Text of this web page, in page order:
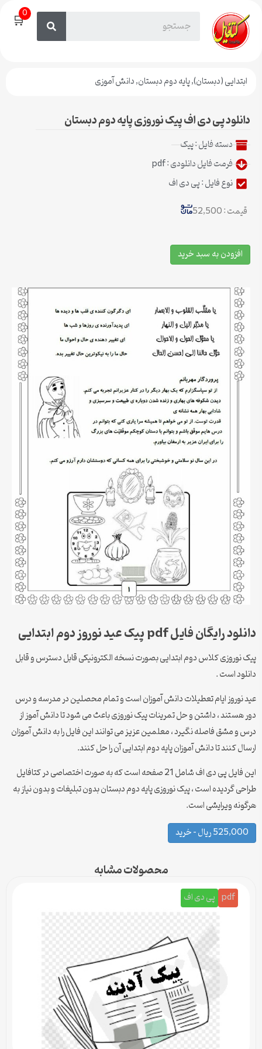
🛒0
ابتدایی (دبستان),پایه دوم دبستان,دانش آموزی
دانلود پی دی اف پیک نوروزی پایه دوم دبستان
دسته فایل :پیک
فرمت فایل دانلودی : pdf
نوع فایل : پی دی اف
قیمت : 52,500
افزودن به سبد خرید
دانلود رایگان فایل pdf پیک عید نوروز دوم ابتدایی
پیک نوروزی کلاس دوم ابتدایی بصورت نسخه الکترونیکی قابل دسترس و قابل
دانلود است .
عید نوروز ایام تعطیلات دانش آموزان است و تمام محصلین در مدرسه و درس
دور هستند ، داشتن و حل تمرینات پیک نوروزی باعث می شود تا دانش آموز از
درس و مشق فاصله نگیرد ، معلمین عزیز می توانند این فایل را به دانش آموزان
ارسال کنند تا دانش آموزان پایه دوم ابتدایی آن را حل کنند.
این فایل پی دی اف شامل 21 صفحه است که به صورت اختصاصی در کتافایل
طراحی گردیده است ، پیک نوروزی پایه دوم دبستان بدون تبلیغات و بدون نیاز به
هرگونه ویرایشی است.
525,000 ریال – خرید
محصولات مشابه
pdf پی دی اف